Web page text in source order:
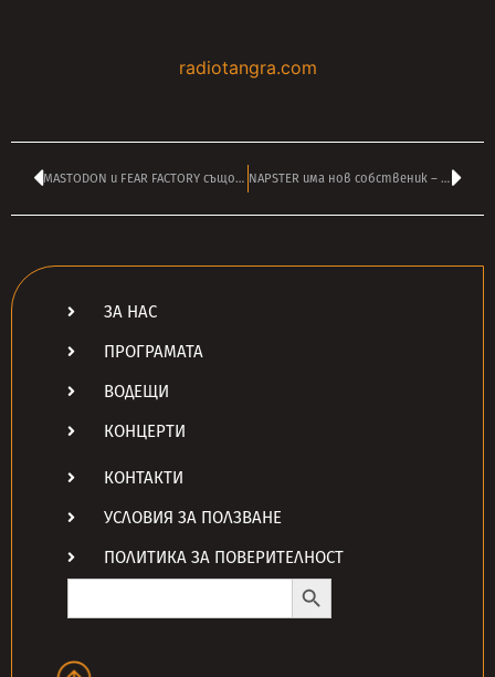
radiotangra.com
MASTODON и FEAR FACTORY също на фестивала в Пловдив NAPSTER има нов собственик – платил е 207 милиона долара
ЗА НАС
ПРОГРАМАТА
ВОДЕЩИ
КОНЦЕРТИ
КОНТАКТИ
УСЛОВИЯ ЗА ПОЛЗВАНЕ
ПОЛИТИКА ЗА ПОВЕРИТЕЛНОСТ
Search
Search Button